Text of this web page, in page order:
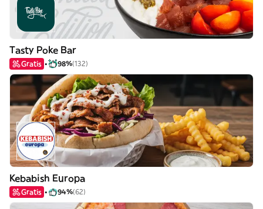
Tasty Poke Bar
Gratis 98%(132)
Kebabish Europa
Gratis 94%(62)